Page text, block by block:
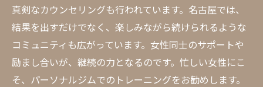
真剣なカウンセリングも行われています。名古屋では、
結果を出すだけでなく、楽しみながら続けられるような
コミュニティも広がっています。女性同士のサポートや
励まし合いが、継続の力となるのです。忙しい女性にこ
そ、パーソナルジムでのトレーニングをお勧めします。